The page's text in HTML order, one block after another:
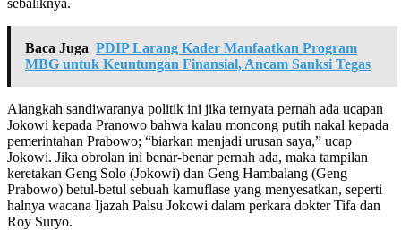
Baca Juga PDIP Larang Kader Manfaatkan Program
MBG untuk Keuntungan Finansial, Ancam Sanksi Tegas
Alangkah sandiwaranya politik ini jika ternyata pernah ada ucapan
Jokowi kepada Pranowo bahwa kalau moncong putih nakal kepada
pemerintahan Prabowo; “biarkan menjadi urusan saya,” ucap
Jokowi. Jika obrolan ini benar-benar pernah ada, maka tampilan
keretakan Geng Solo (Jokowi) dan Geng Hambalang (Geng
Prabowo) betul-betul sebuah kamuflase yang menyesatkan, seperti
halnya wacana Ijazah Palsu Jokowi dalam perkara dokter Tifa dan
Roy Suryo.